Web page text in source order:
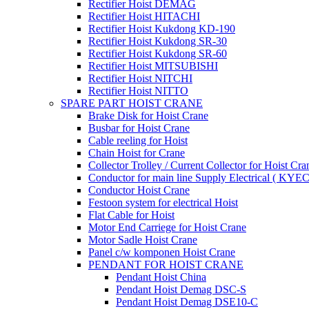
Rectifier Hoist DEMAG
Rectifier Hoist HITACHI
Rectifier Hoist Kukdong KD-190
Rectifier Hoist Kukdong SR-30
Rectifier Hoist Kukdong SR-60
Rectifier Hoist MITSUBISHI
Rectifier Hoist NITCHI
Rectifier Hoist NITTO
SPARE PART HOIST CRANE
Brake Disk for Hoist Crane
Busbar for Hoist Crane
Cable reeling for Hoist
Chain Hoist for Crane
Collector Trolley / Current Collector for Hoist
Conductor for main line Supply Electrical (
Conductor Hoist Crane
Festoon system for electrical Hoist
Flat Cable for Hoist
Motor End Carriege for Hoist Crane
Motor Sadle Hoist Crane
Panel c/w komponen Hoist Crane
PENDANT FOR HOIST CRANE
Pendant Hoist China
Pendant Hoist Demag DSC-S
Pendant Hoist Demag DSE10-C